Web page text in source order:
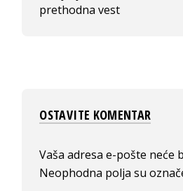
prethodna vest
OSTAVITE KOMENTAR
Vaša adresa e-pošte neće
Neophodna polja su